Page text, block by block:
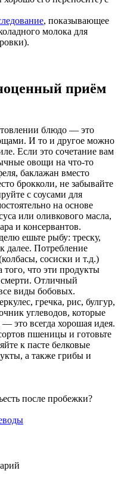
, показывающее
молока для
приём
блюдо — это
И то и другое можно
Если это сочетание вам
овощи на что-то
баклажан вместо
брокколи, не забывайте
с соусами для
на основе
или оливкового масла,
и консервантов.
ешьте рыбу: треску,
далее. Потребление
сосиски и т.д.)
того, что эти продукты
Отличный
виды бобовых.
гречка, рис, булгур,
углеводов, которые
это всегда хорошая идея.
пшеницы и готовьте
к пасте белковые
а также грибы и
после пробежки?